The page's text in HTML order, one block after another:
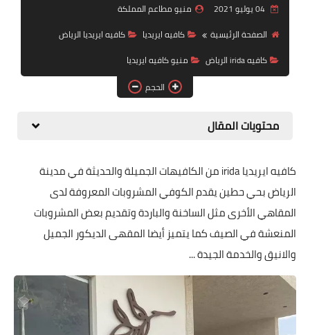
04 يوليو 2021
منيو مطاعم المملكة
الصفحة الرئيسية
كافيه ايريديا
كافيه ايريديا الرياض
كافيه irida الرياض
منيو كافيه ايريديا
الحجم
محتويات المقال
كافيه ايريديا irida من الكافيهات الجميلة والحديثة في مدينة
الرياض بحي حطين يقدم الكوفي المشروبات المعروفة لدى
المقاهي الأخرى مثل الساخنة والباردة وتقديم بعض المشروبات
المنعشة في الصيف كما يتميز أيضا المقهى الديكور الجميل
والانيق والخدمة الجيدة ...